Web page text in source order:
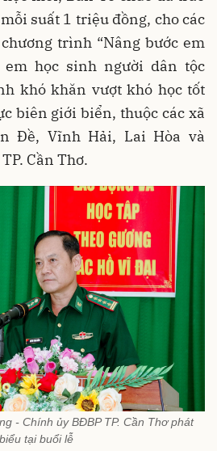
suất 1 triệu đồng, cho các
trình “Nâng bước em
em học sinh người dân tộc
khó khăn vượt khó học tốt
biên giới biển, thuộc các xã
Đề, Vĩnh Hải, Lai Hòa và
Cần Thơ.
- Chính ủy BĐBP TP. Cần Thơ phát
biểu tại buổi lễ